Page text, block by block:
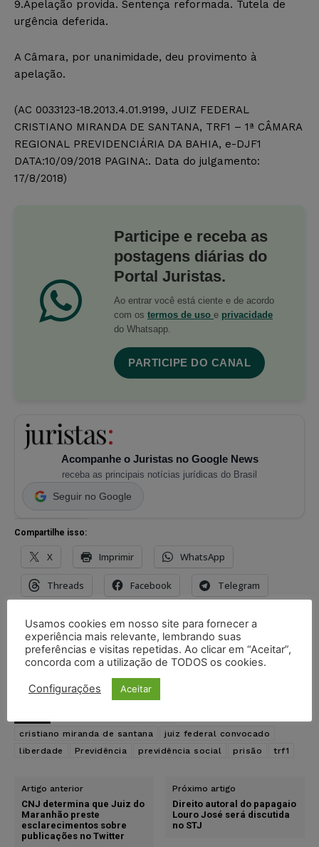
9.Apelação provida. Sentença reformada. Tutela de
urgência deferida.
A Câmara, por unanimidade, deu provimento à
apelação.
(AC 0033123-18.2013.4.01.9199, JUIZ FEDERAL
CRISTIANO MIRANDA DE SANTANA, TRF1 – 1ª CÂMARA
REGIONAL PREVIDENCIÁRIA DA BAHIA, e-DJF1
DATA:10/09/2018 PAGINA:. Data do julgamento:
17/8/2018)
Participe e receba as
postagens diárias do
Portal Juristas.
Ao entrar você está ciente e de acordo
com os termos de uso e privacidade
do Whatsapp.
PARTICIPE DO CANAL
Acompanhe o Juristas no Google News
receba as principais notícias jurídicas do Brasil
Seguir no Google
Compartilhe isso:
X Imprimir WhatsApp
Threads Facebook Telegram
Nextdoor E-mail Mastodon
cristiano miranda de santana
juiz federal convocado
liberdade
Previdência previdência social prisão trf1
Artigo anterior
CNJ determina que Juiz do
Maranhão preste
esclarecimentos sobre
publicações no Twitter
Próximo artigo
Direito autoral do papagaio
Louro José será discutida
no STJ
Usamos cookies em nosso site para fornecer a
experiência mais relevante, lembrando suas
preferências e visitas repetidas. Ao clicar em “Aceitar”,
concorda com a utilização de TODOS os cookies.
Configurações Aceitar